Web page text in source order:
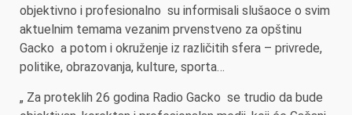
objektivno i profesionalno su informisali slušaoce o svim
aktuelnim temama vezanim prvenstveno za opštinu
Gacko a potom i okruženje iz različitih sfera – privrede,
politike, obrazovanja, kulture, sporta…
„ Za proteklih 26 godina Radio Gacko se trudio da bude